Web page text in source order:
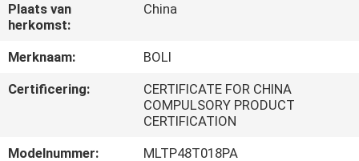
OVER
ONS
FABRIEKSTOCHT
Plaats van
herkomst:
China
Merknaam:
BOLI
Certificering:
CERTIFICATE FOR CHINA
COMPULSORY PRODUCT
CERTIFICATION
Modelnummer:
MLTP48T018PA